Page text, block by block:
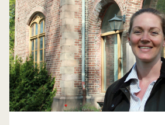
i
n
g
s
k
u
r
-
v
i
t
a
m
i
n